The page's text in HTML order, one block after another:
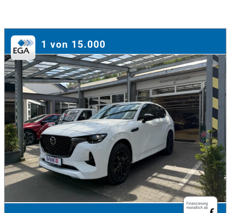
1 von 15.000
Finanzierung
monatlich ab